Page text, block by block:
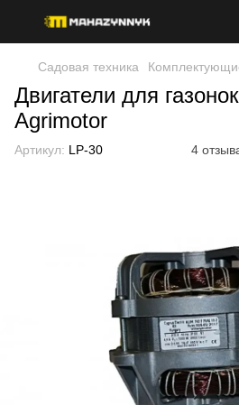
Садовая техника
Двигатели для
Agrimotor
Артикул: LP-30 4